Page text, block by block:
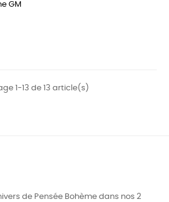
GM
1-13 de 13 article(s)
de Pensée Bohème dans nos 2